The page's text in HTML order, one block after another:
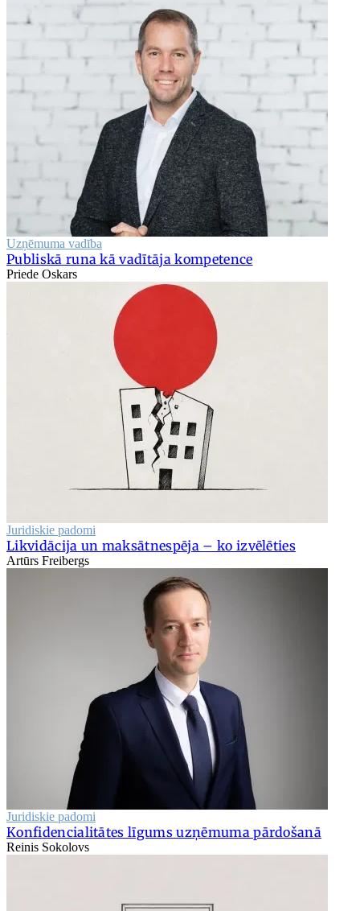
Uzņēmuma vadība
Publiskā runa kā vadītāja kompetence
Priede Oskars
Juridiskie padomi
Likvidācija un maksātnespēja – ko izvēlēties
Artūrs Freibergs
Juridiskie padomi
Konfidencialitātes līgums uzņēmuma pārdošanā
Reinis Sokolovs